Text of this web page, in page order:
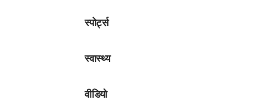
स्पोर्ट्स
स्वास्थ्य
वीडियो